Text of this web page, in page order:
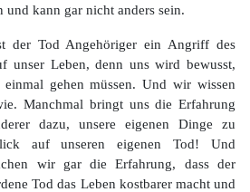
und kann gar nicht anders sein.
der Tod Angehöriger ein Angriff des
unser Leben, denn uns wird bewusst,
gehen müssen. Und wir wissen
Manchmal bringt uns die Erfahrung
dazu, unsere eigenen Dinge zu
auf unseren eigenen Tod! Und
wir gar die Erfahrung, dass der
Tod das Leben kostbarer macht und